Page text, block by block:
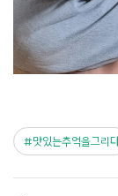
맛있는추억을그리